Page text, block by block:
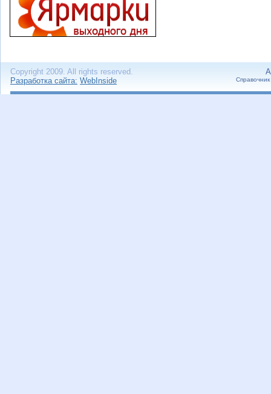
Copyright 2009. All rights reserved.
Разработка сайта: WebInside